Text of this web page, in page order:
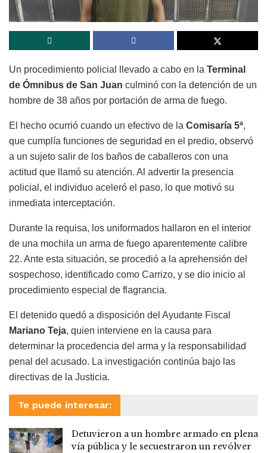
Un procedimiento policial llevado a cabo en la Terminal
de Ómnibus de San Juan culminó con la detención de un
hombre de 38 años por portación de arma de fuego.
El hecho ocurrió cuando un efectivo de la Comisaría 5ª,
que cumplía funciones de seguridad en el predio, observó
a un sujeto salir de los baños de caballeros con una
actitud que llamó su atención. Al advertir la presencia
policial, el individuo aceleró el paso, lo que motivó su
inmediata interceptación.
Durante la requisa, los uniformados hallaron en el interior
de una mochila un arma de fuego aparentemente calibre
22. Ante esta situación, se procedió a la aprehensión del
sospechoso, identificado como Carrizo, y se dio inicio al
procedimiento especial de flagrancia.
El detenido quedó a disposición del Ayudante Fiscal
Mariano Teja, quien interviene en la causa para
determinar la procedencia del arma y la responsabilidad
penal del acusado. La investigación continúa bajo las
directivas de la Justicia.
Te puede interesar:
Detuvieron a un hombre armado en plena
vía pública y le secuestraron un revólver